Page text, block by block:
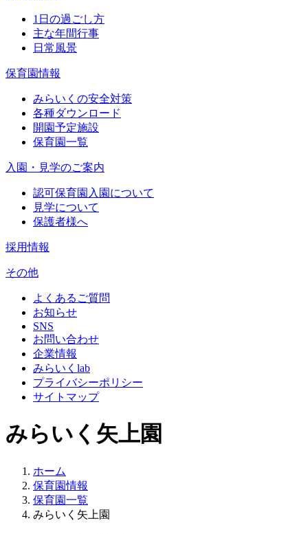
1日の過ごし方
主な年間行事
日常風景
保育園情報
みらいくの安全対策
各種ダウンロード
開園予定施設
保育園一覧
入園・見学のご案内
認可保育園入園について
見学について
保護者様へ
採用情報
その他
よくあるご質問
お知らせ
SNS
お問い合わせ
企業情報
みらいくlab
プライバシーポリシー
サイトマップ
みらいく矢上園
ホーム
保育園情報
保育園一覧
みらいく矢上園